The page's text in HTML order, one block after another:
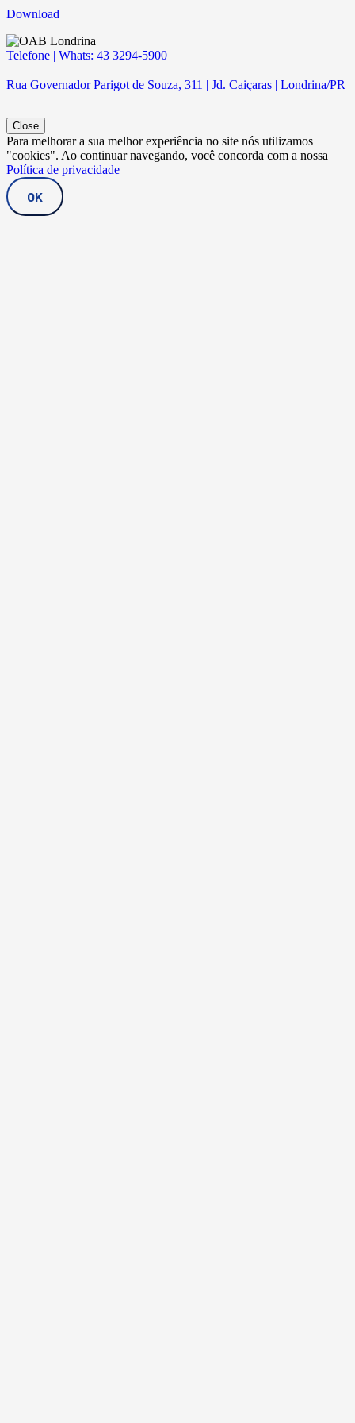
Download
Telefone | Whats: 43 3294-5900
Rua Governador Parigot de Souza, 311 | Jd. Caiçaras | Londrina/PR
Close
Para melhorar a sua melhor experiência no site nós utilizamos
"cookies". Ao continuar navegando, você concorda com a nossa
Política de privacidade
OK